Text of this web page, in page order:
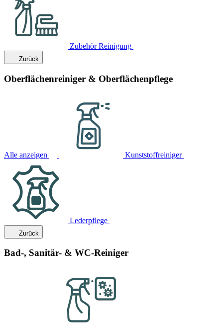
Zubehör Reinigung
Zurück
Oberflächenreiniger & Oberflächenpflege
Alle anzeigen Kunststoffreiniger
Lederpflege
Zurück
Bad-, Sanitär- & WC-Reiniger